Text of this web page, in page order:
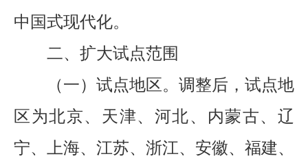
中国式现代化。
二、扩大试点范围
（一）试点地区。 调整后，试点地
区为北京、天津、河北、内蒙古、辽
宁、上海、江苏、浙江、安徽、福建、